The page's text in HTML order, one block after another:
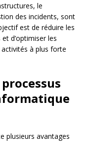
le
des incidents, sont
est de réduire les
d’optimiser les
à plus forte
plusieurs avantages